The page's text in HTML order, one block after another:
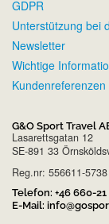
GDPR
Unterstützung bei
Newsletter
Wichtige
Kundenreferenzen
G&O Sport Travel
Lasarettsgatan 12
SE-891 33
Reg.nr: 556611-5738
Telefon: +46 660-
E-Mail: